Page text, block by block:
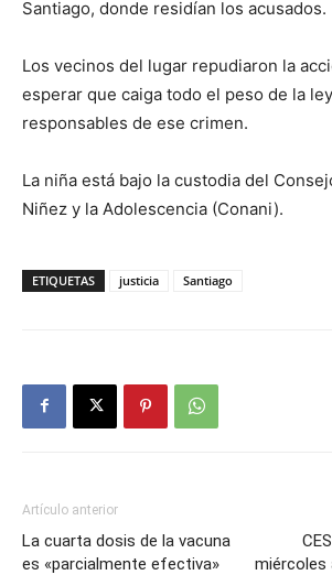
Santiago, donde residían los acusados.
Los vecinos del lugar repudiaron la
esperar que caiga todo el peso de la
responsables de ese crimen.
La niña está bajo la custodia del
Niñez y la Adolescencia (Conani).
ETIQUETAS justicia Santiago
Artículo anterior
La cuarta dosis de la vacuna
es «parcialmente efectiva»
miércoles